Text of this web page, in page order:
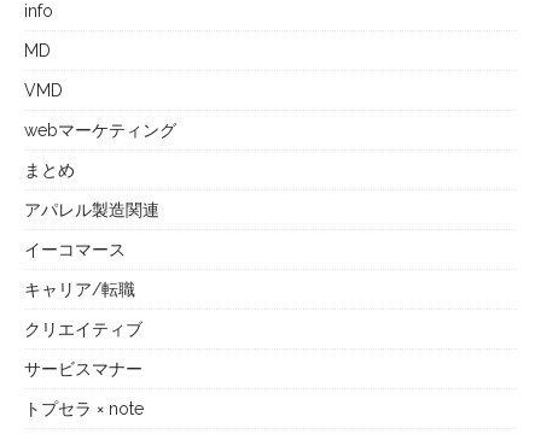
info
MD
VMD
webマーケティング
まとめ
アパレル製造関連
イーコマース
キャリア/転職
クリエイティブ
サービスマナー
トプセラ × note